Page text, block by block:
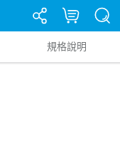
規格說明